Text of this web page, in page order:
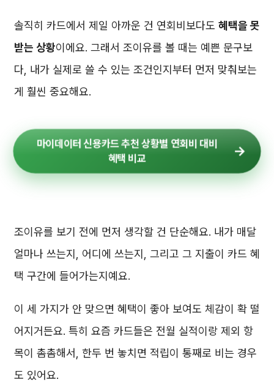
솔직히 카드에서 제일 아까운 건 연회비보다도 혜택을 못
받는 상황이에요. 그래서 조이유를 볼 때는 예쁜 문구보
다, 내가 실제로 쓸 수 있는 조건인지부터 먼저 맞춰보는
게 훨씬 중요해요.
마이데이터 신용카드 추천 상황별 연회비 대비
혜택 비교
조이유를 보기 전에 먼저 생각할 건 단순해요. 내가 매달
얼마나 쓰는지, 어디에 쓰는지, 그리고 그 지출이 카드 혜
택 구간에 들어가는지예요.
이 세 가지가 안 맞으면 혜택이 좋아 보여도 체감이 확 떨
어지거든요. 특히 요즘 카드들은 전월 실적이랑 제외 항
목이 촘촘해서, 한두 번 놓치면 적립이 통째로 비는 경우
도 있어요.